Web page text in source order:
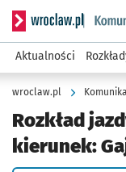
Serwis
Aktualności
wroclaw.pl
Rozkład
kierunek: